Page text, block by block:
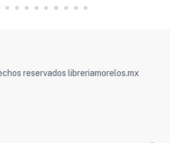
reservados libreriamorelos.mx